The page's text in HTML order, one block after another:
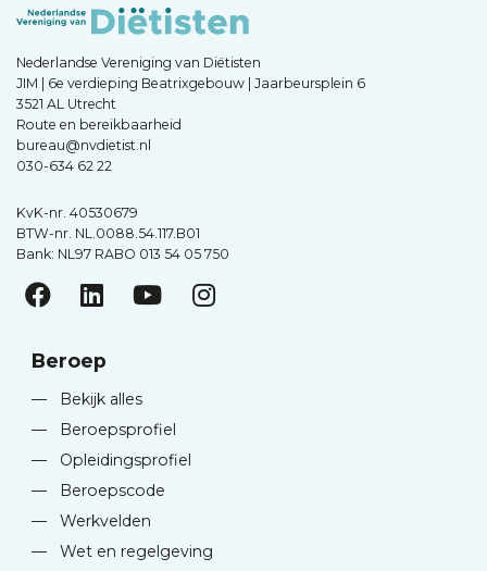
Nederlandse Vereniging van Diëtisten
JIM | 6e verdieping Beatrixgebouw | Jaarbeursplein 6
3521 AL Utrecht
Route en bereikbaarheid
bureau@nvdietist.nl
030-634 62 22
KvK-nr. 40530679
BTW-nr. NL.0088.54.117.B01
Bank: NL97 RABO 013 54 05 750
Beroep
—
Bekijk alles
—
Beroepsprofiel
—
Opleidingsprofiel
—
Beroepscode
—
Werkvelden
—
Wet en regelgeving